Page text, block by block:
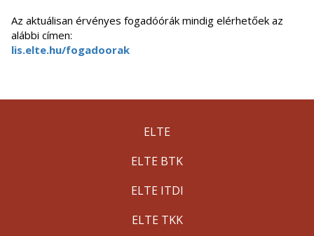
Az aktuálisan érvényes fogadóórák mindig elérhetőek az
alábbi címen:
lis.elte.hu/fogadoorak
ELTE
ELTE BTK
ELTE ITDI
ELTE TKK